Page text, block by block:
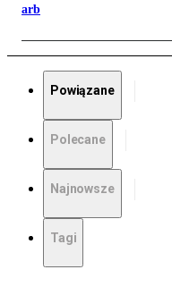
arb
Powiązane
Polecane
Najnowsze
Tagi